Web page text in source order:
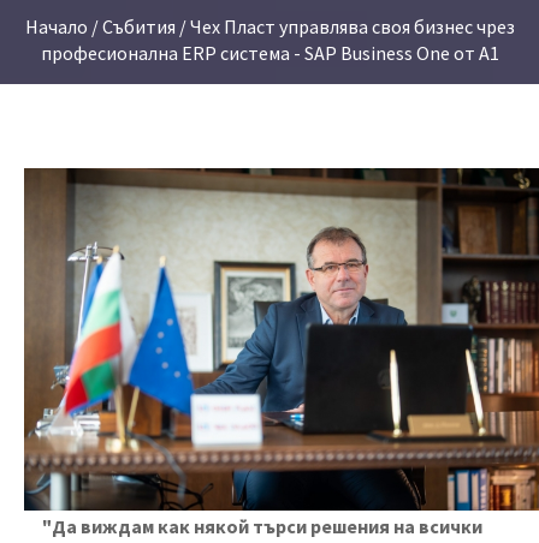
Начало /Събития / Чех Пласт управлява своя бизнес чрез
професионалнa ERP система - SAP Business One от А1
"Да виждам как някой търси решения на всички